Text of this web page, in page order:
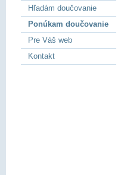
Hľadám doučovanie
Ponúkam doučovanie
Pre Váš web
Kontakt